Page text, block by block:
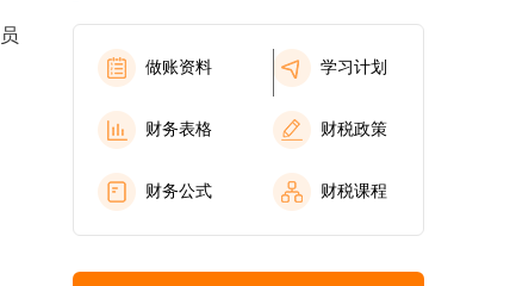
做账资料 学习计划
财务表格 财税政策
财务公式 财税课程